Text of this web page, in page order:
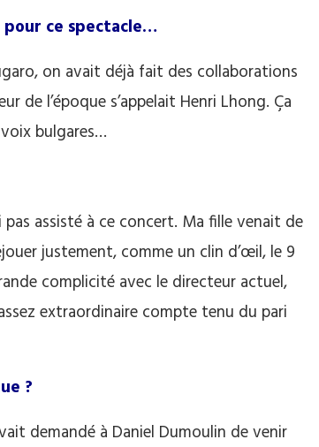
ce spectacle…
on avait déjà fait des collaborations
de l’époque s’appelait Henri Lhong. Ça
bulgares…
pas assisté à ce concert. Ma fille venait de
justement, comme un clin d’œil, le 9
complicité avec le directeur actuel,
extraordinaire compte tenu du pari
?
demandé à Daniel Dumoulin de venir